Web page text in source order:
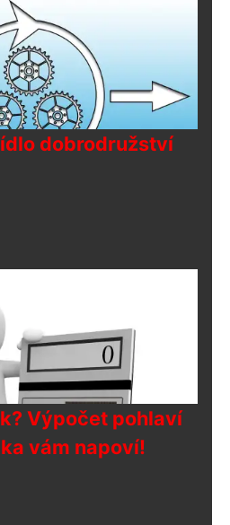
dobrodružství
Výpočet pohlaví
vám napoví!